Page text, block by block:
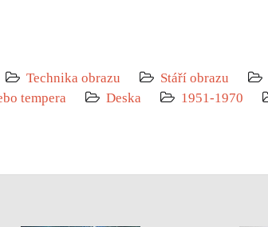
Technika obrazu Stáří obrazu
tempera Deska 1951-1970